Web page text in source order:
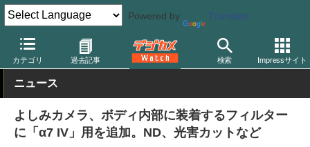
Powered by Translate
カテゴリ 過去記事 検索 Impressサイト
デジカメ Watch レンズ レンズフィルター その他
ニュース
よしみカメラ、ボディ内部に装着するフィルター
に「α7 IV」用を追加。ND、光害カットなど